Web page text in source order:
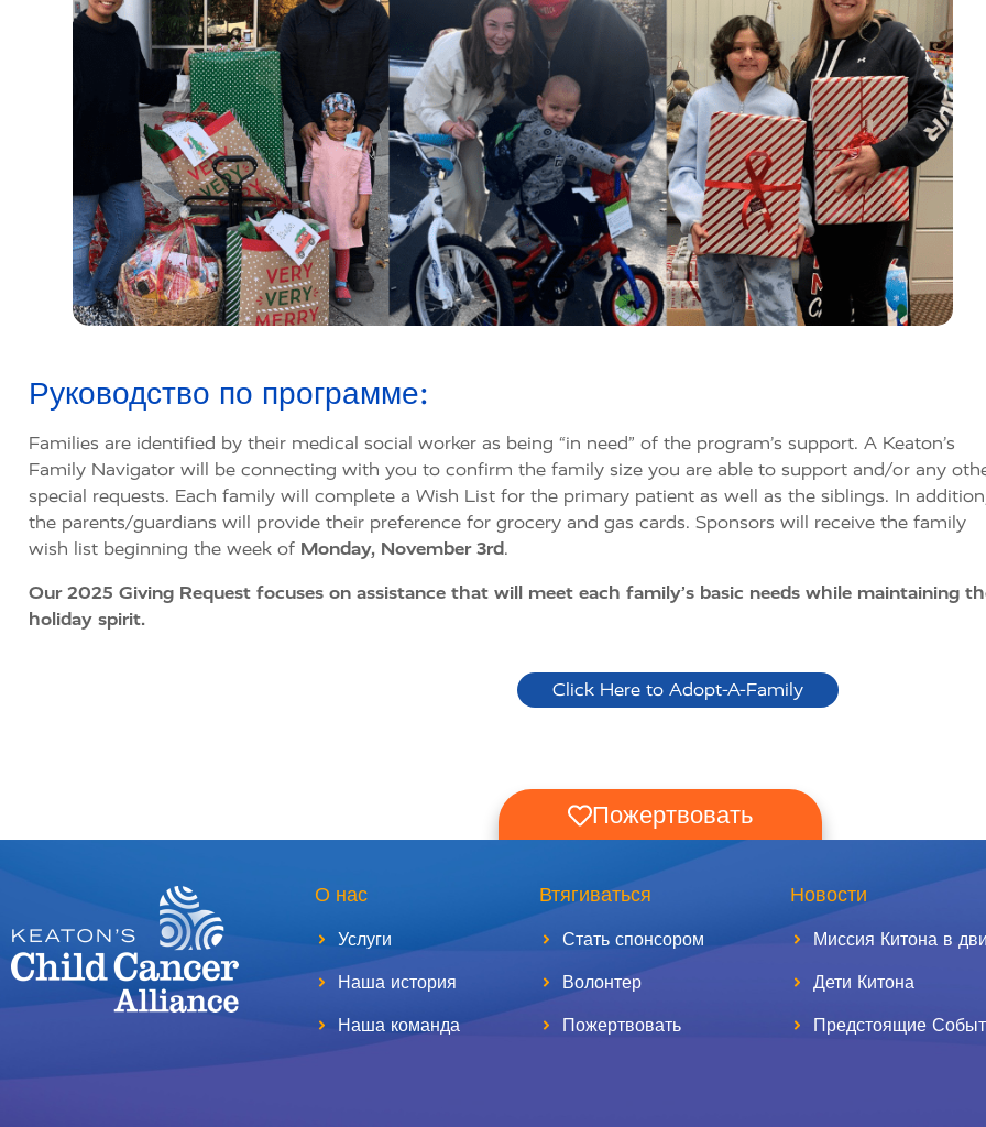
Руководство по программе:
Families are identified by their medical social worker as being “in need” of the program’s support. A Keaton’s
Family Navigator will be connecting with you to confirm the family size you are able to support and/or any
special requests. Each family will complete a Wish List for the primary patient as well as the siblings. In
the parents/guardians will provide their preference for grocery and gas cards. Sponsors will receive the family
wish list beginning the week of Monday, November 3rd.
Our 2025 Giving Request focuses on assistance that will meet each family’s basic needs while maintaining
holiday spirit.
Click Here to Adopt-A-Family
Пожертвовать
О нас
Услуги
Наша история
Наша команда
Втягиваться
Стать спонсором
Волонтер
Пожертвовать
Новости
Миссия Китона в
Дети Китона
Предстоящие